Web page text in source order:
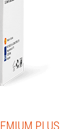
PLUS